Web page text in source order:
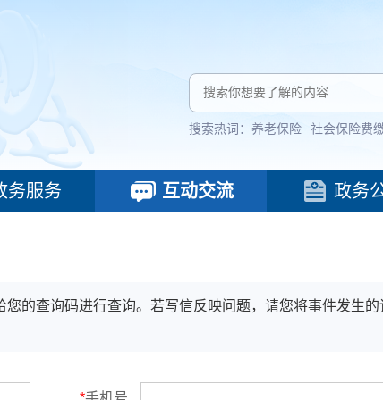
搜索热词： 养老保险 社会保险费
务服务 互动交流 政务
的查询码进行查询。若写信反映问题，请您将事件发生